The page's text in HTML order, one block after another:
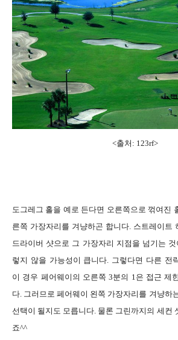
<출처: 123rf>
도그레그 홀을 예로 든다면 오른쪽으로 꺾여진
른쪽 가장자리를 겨냥하곤 합니다. 스트레이트
드라이버 샷으로 그 가장자리 지점을 넘기는
렇지 않을 가능성이 큽니다. 그렇다면 다른 전
이 경우 페어웨이의 오른쪽 3분의 1은 접근 제
다. 그러므로 페어웨이 왼쪽 가장자리를 겨냥하
선택이 될지도 모릅니다. 물론 그린까지의 세컨
죠^^